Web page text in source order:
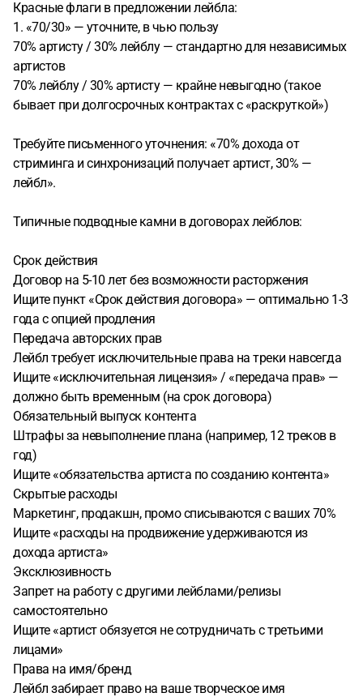
Красные флаги в предложении лейбла:
1. «70/30» — уточните, в чью пользу
70% артисту / 30% лейблу — стандартно для независимых
артистов
70% лейблу / 30% артисту — крайне невыгодно (такое
бывает при долгосрочных контрактах с «раскруткой»)
Требуйте письменного уточнения: «70% дохода от
стриминга и синхронизаций получает артист, 30% —
лейбл».
Типичные подводные камни в договорах лейблов:
Срок действия
Договор на 5-10 лет без возможности расторжения
Ищите пункт «Срок действия договора» — оптимально 1-3
года с опцией продления
Передача авторских прав
Лейбл требует исключительные права на треки навсегда
Ищите «исключительная лицензия» / «передача прав» —
должно быть временным (на срок договора)
Обязательный выпуск контента
Штрафы за невыполнение плана (например, 12 треков в
год)
Ищите «обязательства артиста по созданию контента»
Скрытые расходы
Маркетинг, продакшн, промо списываются с ваших 70%
Ищите «расходы на продвижение удерживаются из
дохода артиста»
Эксклюзивность
Запрет на работу с другими лейблами/релизы
самостоятельно
Ищите «артист обязуется не сотрудничать с третьими
лицами»
Права на имя/бренд
Лейбл забирает право на ваше творческое имя